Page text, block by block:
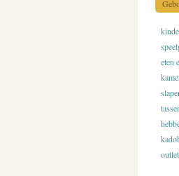
eten
outlet